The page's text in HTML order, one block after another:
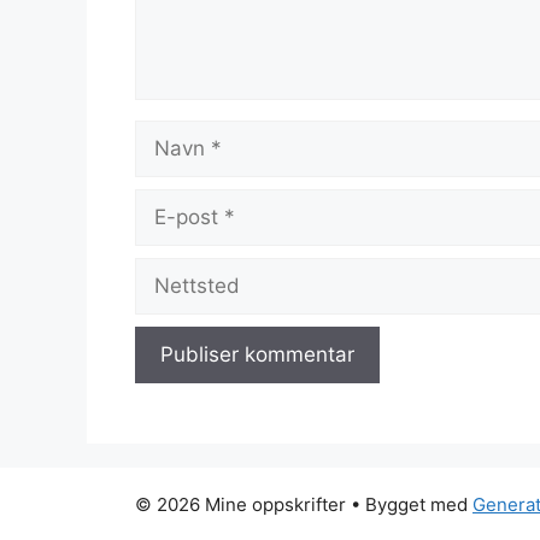
Navn
Nettsted
© 2026 Mine oppskrifter • Bygget med